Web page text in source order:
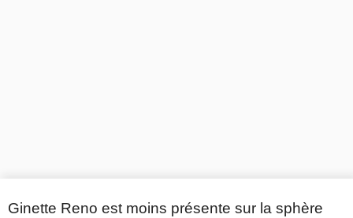
Ginette Reno est moins présente sur la sphère